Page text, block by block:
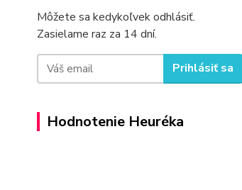
Môžete sa kedykoľvek odhlásiť.
Zasielame raz za 14 dní.
Prihlásiť sa
Hodnotenie Heuréka